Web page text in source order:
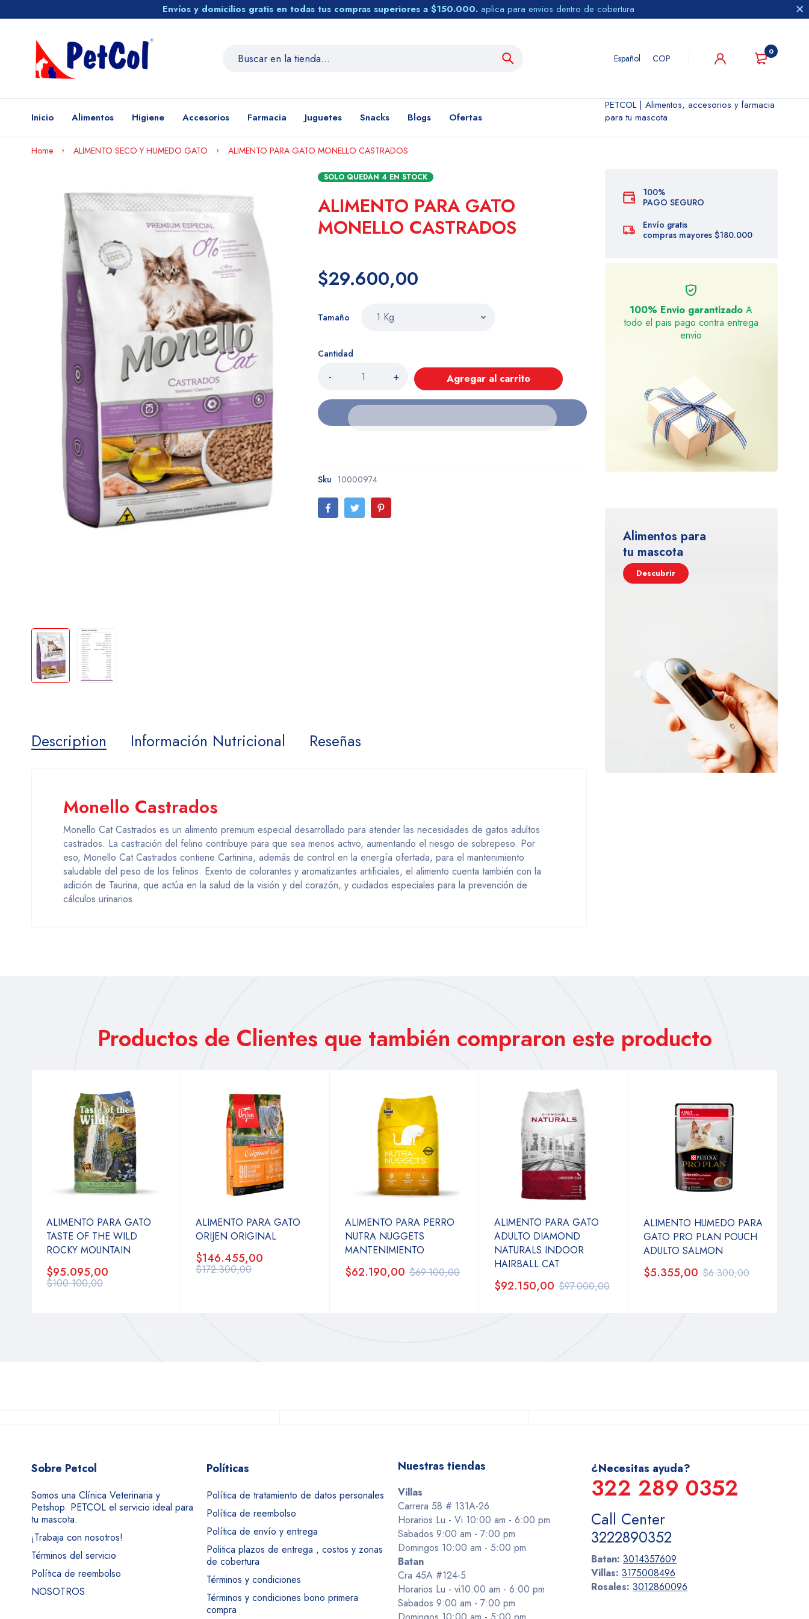
Envíos y domicilios gratis en todas tus compras superiores a $150.000. aplica para envios dentro de cobertura
Español COP
0
Inicio Alimentos Higiene Accesorios Farmacia Juguetes Snacks Blogs Ofertas
PETCOL | Alimentos, accesorios y farmacia
para tu mascota.
Home ALIMENTO SECO Y HUMEDO GATO ALIMENTO PARA GATO MONELLO CASTRADOS
SOLO QUEDAN4 EN STOCK
ALIMENTO PARA GATO
MONELLO CASTRADOS
$29.600,00
Tamaño
Cantidad
- + Agregar al carrito
Sku 10000974
Description Información Nutricional Reseñas
Monello Castrados
Monello Cat Castrados es un alimento premium especial desarrollado para atender las necesidades de gatos adultos
castrados. La castración del felino contribuye para que sea menos activo, aumentando el riesgo de sobrepeso. Por
eso, Monello Cat Castrados contiene Cartinina, además de control en la energía ofertada, para el mantenimiento
saludable del peso de los felinos. Exento de colorantes y aromatizantes artificiales, el alimento cuenta también con la
adición de Taurina, que actúa en la salud de la visión y del corazón, y cuidados especiales para la prevención de
cálculos urinarios.
100%
PAGO SEGURO
Envío gratis
compras mayores $180.000
100% Envio garantizadoA
todo el pais pago contra entrega
envio
Alimentos para
tu mascota
Descubrir
Productos de Clientes que también compraron este producto
ALIMENTO PARA GATO
TASTE OF THE WILD
ROCKY MOUNTAIN
$95.095,00
$100.100,00
ALIMENTO PARA GATO
ORIJEN ORIGINAL
$146.455,00
$172.300,00
ALIMENTO PARA PERRO
NUTRA NUGGETS
MANTENIMIENTO
$62.190,00 $69.100,00
ALIMENTO PARA GATO
ADULTO DIAMOND
NATURALS INDOOR
HAIRBALL CAT
$92.150,00 $97.000,00
ALIMENTO HUMEDO PARA
GATO PRO PLAN POUCH
ADULTO SALMON
$5.355,00 $6.300,00
Sobre Petcol
Somos una Clínica Veterinaria y
Petshop. PETCOL el servicio ideal para
tu mascota.
¡Trabaja con nosotros!
Términos del servicio
Política de reembolso
NOSOTROS
Políticas
Política de tratamiento de datos personales
Política de reembolso
Política de envío y entrega
Politica plazos de entrega , costos y zonas
de cobertura
Términos y condiciones
Términos y condiciones bono primera
compra
Nuestras tiendas
Villas
Carrera 58 # 131A-26
Horarios Lu - Vi 10:00 am - 6:00 pm
Sabados 9:00 am - 7:00 pm
Domingos 10:00 am - 5:00 pm
Batan
Cra 45A #124-5
Horarios Lu - vi10:00 am - 6:00 pm
Sabados 9:00 am - 7:00 pm
¿Necesitas ayuda?
322 289 0352
Call Center
3222890352
Batan: 3014357609
Villas: 3175008496
Rosales: 3012860096